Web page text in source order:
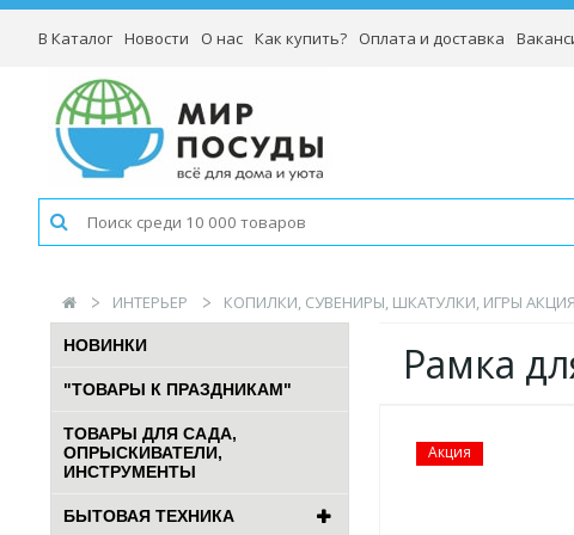
В Каталог Новости О нас Как купить? Оплата и доставка
ИНТЕРЬЕР КОПИЛКИ, СУВЕНИРЫ, ШКАТУЛКИ, ИГРЫ
НОВИНКИ
"ТОВАРЫ К ПРАЗДНИКАМ"
ТОВАРЫ ДЛЯ САДА,
ОПРЫСКИВАТЕЛИ,
ИНСТРУМЕНТЫ
БЫТОВАЯ ТЕХНИКА
Рамка
Акция